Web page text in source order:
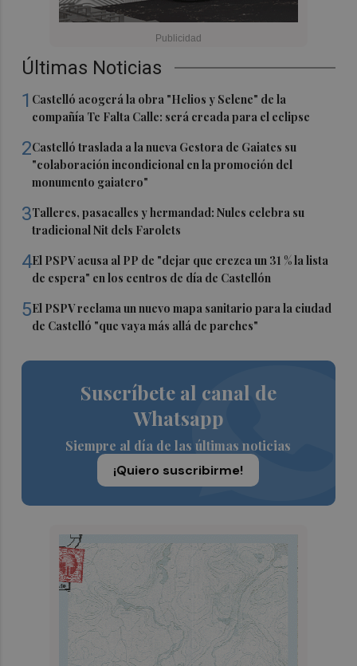
Últimas Noticias
1 Castelló acogerá la obra "Helios y Selene" de la
compañía Te Falta Calle: será creada para el eclipse
2Castelló traslada a la nueva Gestora de Gaiates su
"colaboración incondicional en la promoción del
monumento gaiatero"
3Talleres, pasacalles y hermandad: Nules celebra su
tradicional Nit dels Farolets
4El PSPV acusa al PP de "dejar que crezca un 31 % la lista
de espera" en los centros de día de Castellón
5El PSPV reclama un nuevo mapa sanitario para la ciudad
de Castelló "que vaya más allá de parches"
Suscríbete al canal de
Whatsapp
Siempre al día de las últimas noticias
¡Quiero suscribirme!